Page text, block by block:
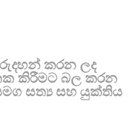
කරන ලද
කිරීමට බල කරන
සත්‍ය සහ යුක්තිය